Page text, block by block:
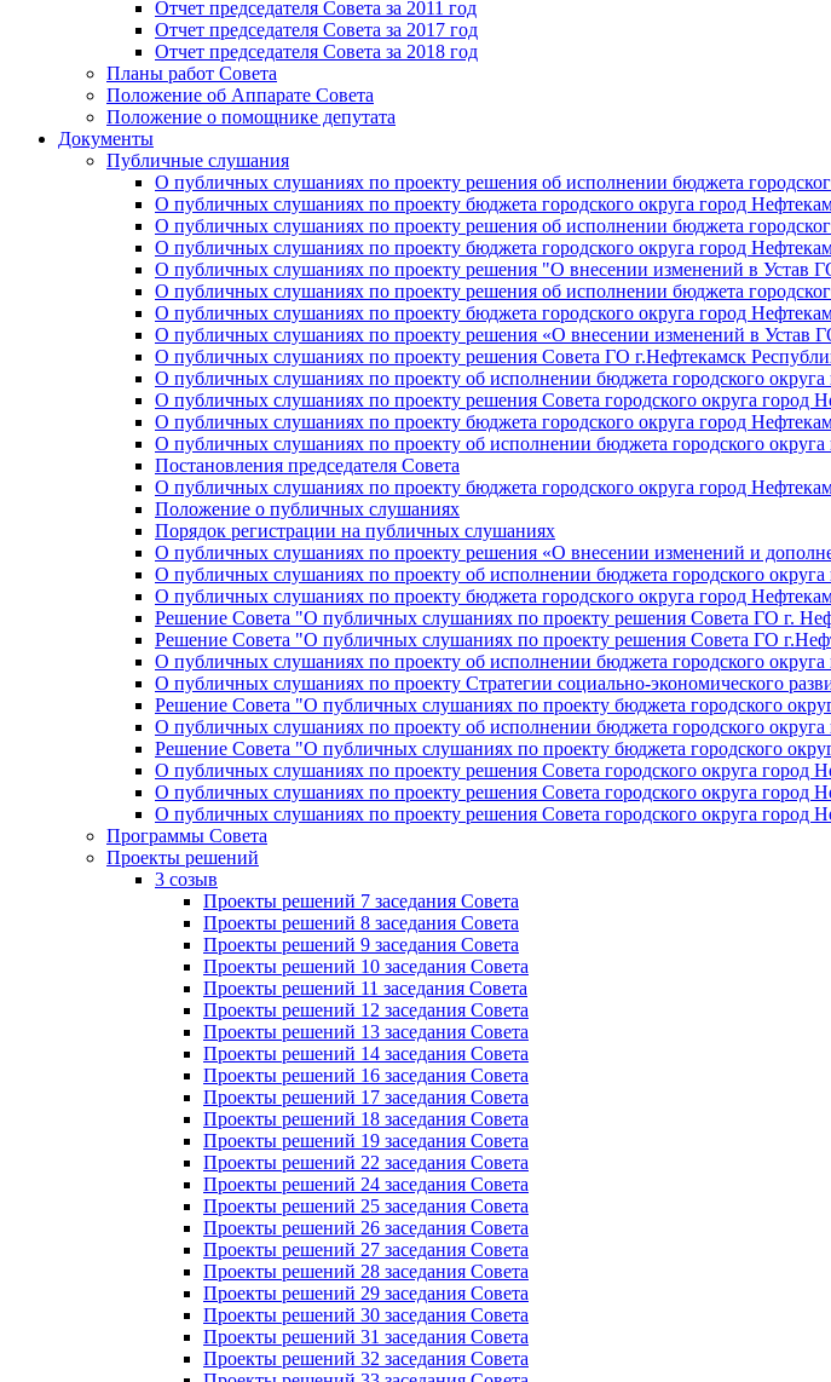
Отчет председателя Совета за 2011 год
Отчет председателя Совета за 2017 год
Отчет председателя Совета за 2018 год
Планы работ Совета
Положение об Аппарате Совета
Положение о помощнике депутата
Документы
Публичные слушания
О публичных слушаниях по проекту решения об исполнении бюджета
О публичных слушаниях по проекту бюджета городского округа город
О публичных слушаниях по проекту решения об исполнении бюджета
О публичных слушаниях по проекту бюджета городского округа город
О публичных слушаниях по проекту решения "О внесении изменений в Устав
О публичных слушаниях по проекту решения об исполнении бюджета
О публичных слушаниях по проекту бюджета городского округа город
О публичных слушаниях по проекту решения «О внесении изменений в Устав
О публичных слушаниях по проекту решения Совета ГО г.Нефтекамск
О публичных слушаниях по проекту об исполнении бюджета городского
О публичных слушаниях по проекту решения Совета городского округа город
О публичных слушаниях по проекту бюджета городского округа город
О публичных слушаниях по проекту об исполнении бюджета городского
Постановления председателя Совета
О публичных слушаниях по проекту бюджета городского округа город
Положение о публичных слушаниях
Порядок регистрации на публичных слушаниях
О публичных слушаниях по проекту решения «О внесении изменений и
О публичных слушаниях по проекту об исполнении бюджета городского
О публичных слушаниях по проекту бюджета городского округа город
Решение Совета "О публичных слушаниях по проекту решения Совета ГО г.
Решение Совета "О публичных слушаниях по проекту решения Совета ГО
О публичных слушаниях по проекту об исполнении бюджета городского
О публичных слушаниях по проекту Стратегии социально-экономического
Решение Совета "О публичных слушаниях по проекту бюджета городского
О публичных слушаниях по проекту об исполнении бюджета городского
Решение Совета "О публичных слушаниях по проекту бюджета городского
О публичных слушаниях по проекту решения Совета городского округа город
О публичных слушаниях по проекту решения Совета городского округа город
О публичных слушаниях по проекту решения Совета городского округа город
Программы Совета
Проекты решений
3 созыв
Проекты решений 7 заседания Совета
Проекты решений 8 заседания Совета
Проекты решений 9 заседания Совета
Проекты решений 10 заседания Совета
Проекты решений 11 заседания Совета
Проекты решений 12 заседания Совета
Проекты решений 13 заседания Совета
Проекты решений 14 заседания Совета
Проекты решений 16 заседания Совета
Проекты решений 17 заседания Совета
Проекты решений 18 заседания Совета
Проекты решений 19 заседания Совета
Проекты решений 22 заседания Совета
Проекты решений 24 заседания Совета
Проекты решений 25 заседания Совета
Проекты решений 26 заседания Совета
Проекты решений 27 заседания Совета
Проекты решений 28 заседания Совета
Проекты решений 29 заседания Совета
Проекты решений 30 заседания Совета
Проекты решений 31 заседания Совета
Проекты решений 32 заседания Совета